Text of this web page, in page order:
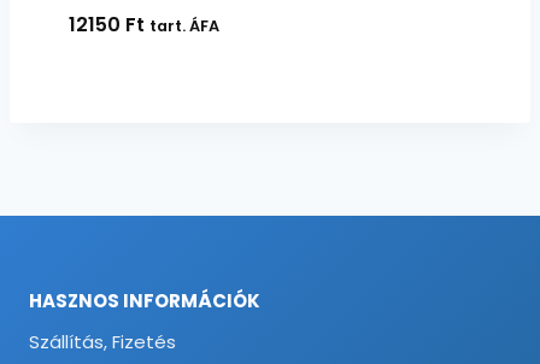
12150 Ft tart. ÁFA
HASZNOS INFORMÁCIÓK
Szállítás, Fizetés